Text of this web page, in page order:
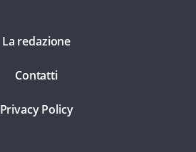
La redazione
Contatti
Privacy Policy